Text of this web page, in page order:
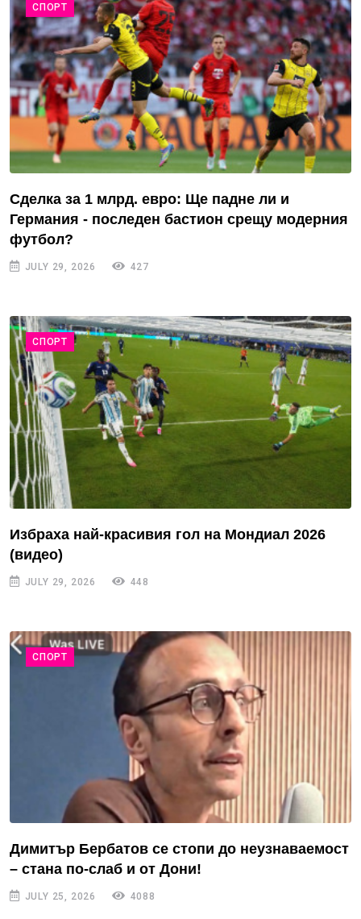
СПОРТ
Сделка за 1 млрд. евро: Ще падне ли и
Германия - последен бастион срещу модерния
футбол?
JULY 29, 2026 427
СПОРТ
Избраха най-красивия гол на Мондиал 2026
(видео)
JULY 29, 2026 448
СПОРТ
Димитър Бербатов се стопи до неузнаваемост
– стана по-слаб и от Дони!
JULY 25, 2026 4088